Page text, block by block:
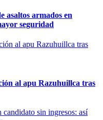
asaltos armados en
seguridad
al apu Razuhuillca tras